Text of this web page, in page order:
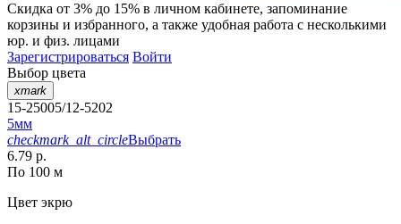
Скидка от 3% до 15% в личном кабинете, запоминание
корзины и избранного, а также удобная работа с несколькими
юр. и физ. лицами
Зарегистрироваться Войти
Выбор цвета
xmark
15-25005/12-5202
5мм
checkmark_alt_circleВыбрать
6.79 р.
По 100 м
Цвет экрю